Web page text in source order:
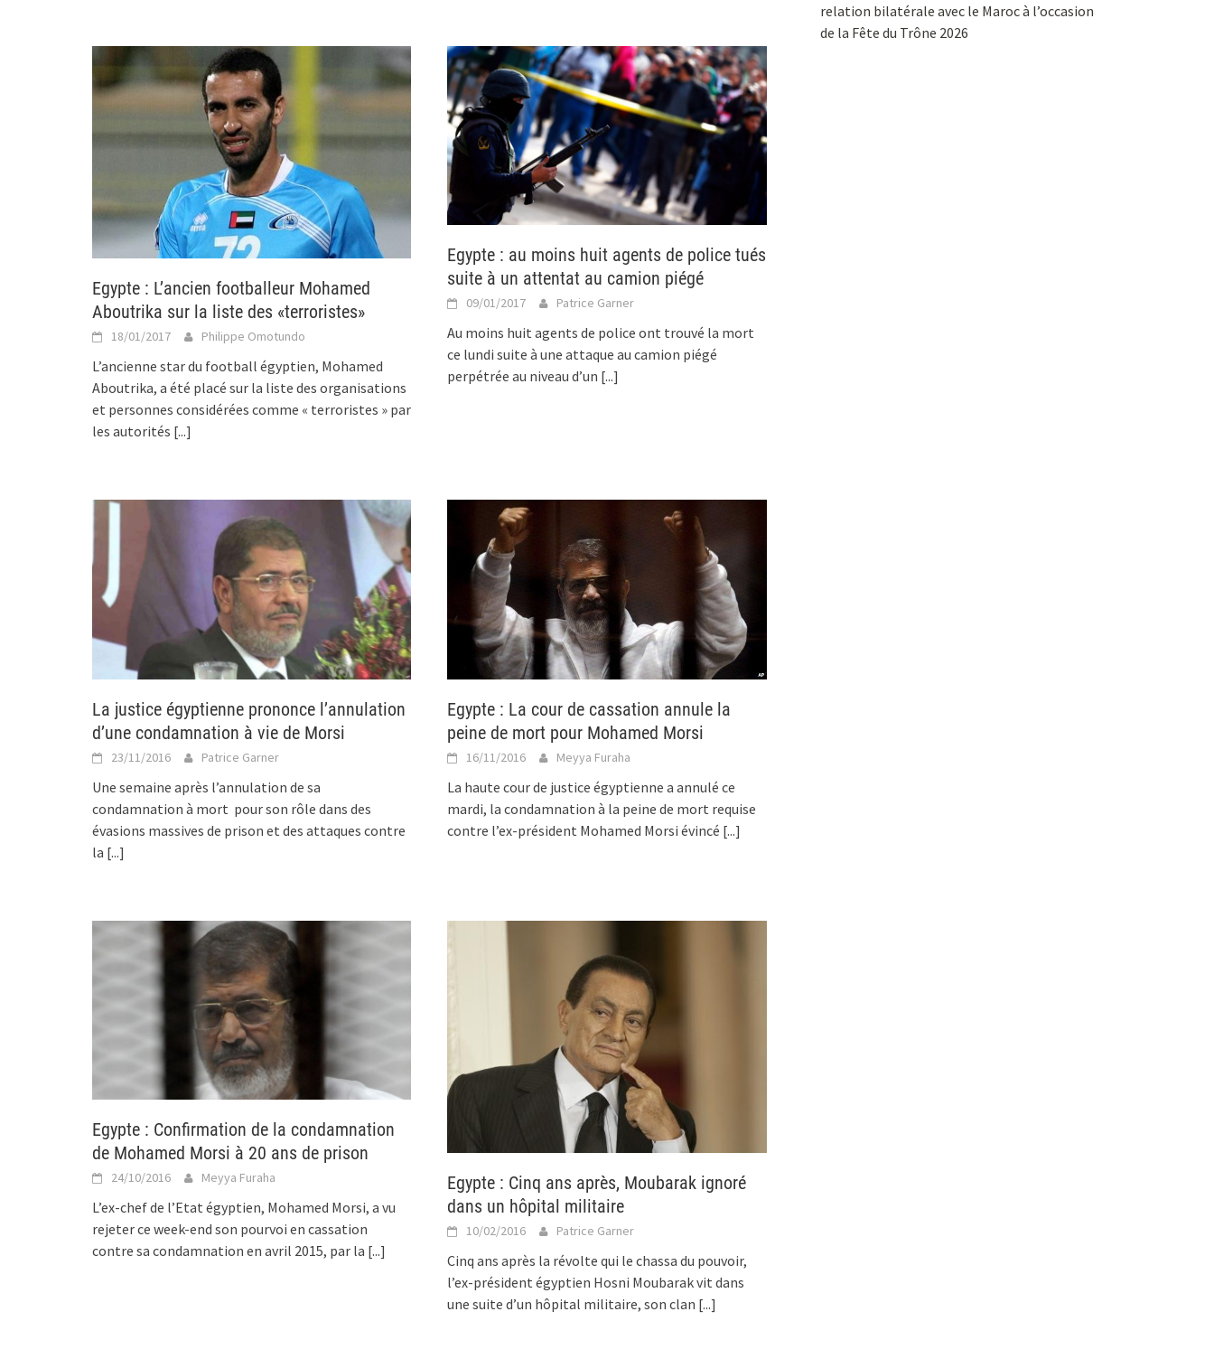
Egypte : L’ancien footballeur Mohamed
Aboutrika sur la liste des «terroristes»
18/01/2017 Philippe Omotundo
L’ancienne star du football égyptien, Mohamed
Aboutrika, a été placé sur la liste des organisations
et personnes considérées comme « terroristes » par
les autorités [...]
Egypte : au moins huit agents de police tués
suite à un attentat au camion piégé
09/01/2017 Patrice Garner
Au moins huit agents de police ont trouvé la mort
ce lundi suite à une attaque au camion piégé
perpétrée au niveau d’un [...]
La justice égyptienne prononce l’annulation
d’une condamnation à vie de Morsi
23/11/2016 Patrice Garner
Une semaine après l’annulation de sa
condamnation à mort pour son rôle dans des
évasions massives de prison et des attaques contre
la [...]
Egypte : La cour de cassation annule la
peine de mort pour Mohamed Morsi
16/11/2016 Meyya Furaha
La haute cour de justice égyptienne a annulé ce
mardi, la condamnation à la peine de mort requise
contre l’ex-président Mohamed Morsi évincé [...]
Egypte : Confirmation de la condamnation
de Mohamed Morsi à 20 ans de prison
24/10/2016 Meyya Furaha
L’ex-chef de l’Etat égyptien, Mohamed Morsi, a vu
rejeter ce week-end son pourvoi en cassation
contre sa condamnation en avril 2015, par la [...]
Egypte : Cinq ans après, Moubarak ignoré
dans un hôpital militaire
10/02/2016 Patrice Garner
Cinq ans après la révolte qui le chassa du pouvoir,
l’ex-président égyptien Hosni Moubarak vit dans
une suite d’un hôpital militaire, son clan [...]
relation bilatérale avec le Maroc à l’occasion
de la Fête du Trône 2026